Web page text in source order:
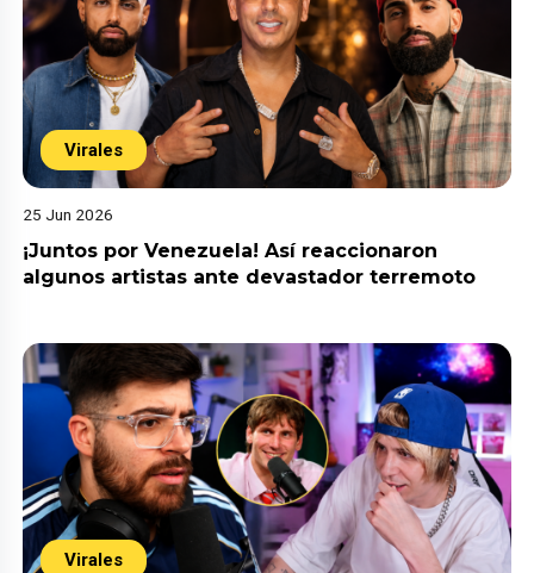
Virales
25 Jun 2026
¡Juntos por Venezuela! Así reaccionaron
algunos artistas ante devastador terremoto
Virales